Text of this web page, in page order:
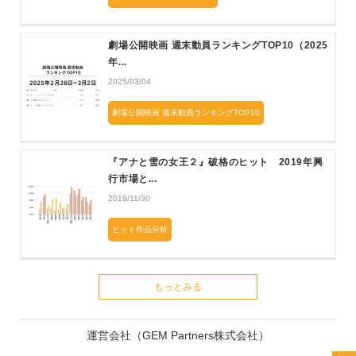
劇場公開映画 週末動員ランキングTOP10（2025
年...
2025/03/04
劇場公開映画 週末動員ランキングTOP10
『アナと雪の女王２』破格のヒット 2019年興
行市場と...
2019/11/30
ヒット作品分析
もっとみる
運営会社（GEM Partners株式会社）